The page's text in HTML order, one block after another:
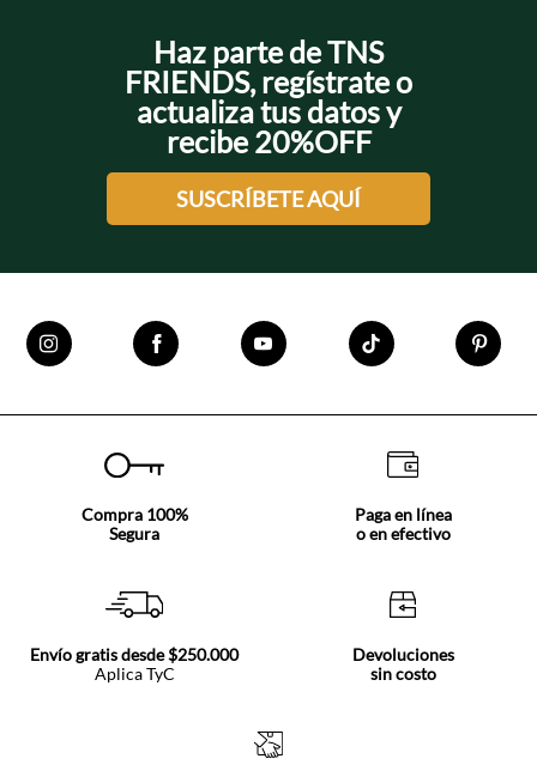
Haz parte de TNS
FRIENDS, regístrate o
actualiza tus datos y
recibe 20%OFF
SUSCRÍBETE AQUÍ
Compra 100%
Segura
Paga en línea
o en efectivo
Envío gratis desde $250.000
Aplica TyC
Devoluciones
sin costo